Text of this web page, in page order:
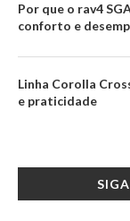
Por que o rav4
conforto e
Linha Corolla
e praticidade